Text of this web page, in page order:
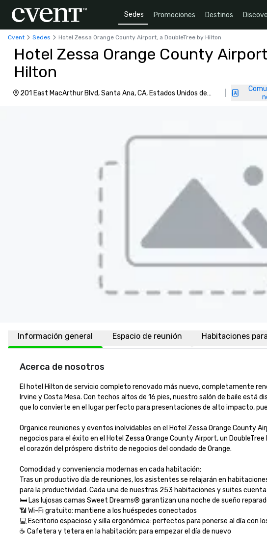
Sedes Promociones Destinos
Cvent Sedes Hotel Zessa Orange County Airport, a DoubleTree by Hilton
Hotel Zessa Orange County
Hilton
201 East MacArthur Blvd, Santa Ana, CA, Estados Unidos de
Información general Espacio de reunión Habitaciones
Acerca de nosotros
El hotel Hilton de servicio completo renovado más nuevo, completamente
Irvine y Costa Mesa. Con techos altos de 16 pies, nuestro salón de baile está
que lo convierte en el lugar perfecto para presentaciones de alto impacto,
Organice reuniones y eventos inolvidables en el Hotel Zessa Orange County
negocios para el éxito en el Hotel Zessa Orange County Airport, un
el corazón del próspero distrito de negocios del condado de Orange.
Comodidad y conveniencia modernas en cada habitación:
Tras un productivo día de reuniones, los asistentes se relajarán en
para la productividad. Cada una de nuestras 253 habitaciones y suites cuenta
🛏️ Las lujosas camas Sweet Dreams® garantizan una noche de sueño
📶 Wi-Fi gratuito: mantiene a los huéspedes conectados
💻 Escritorio espacioso y silla ergonómica: perfectos para ponerse al día con
☕ Cafetera y tetera en la habitación: para empezar el día de nuevo